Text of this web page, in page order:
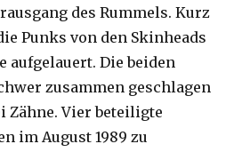
des Rummels. Kurz
Punks von den Skinheads
aufgelauert. Die beiden
zusammen geschlagen
Zähne. Vier beteiligte
im August 1989 zu